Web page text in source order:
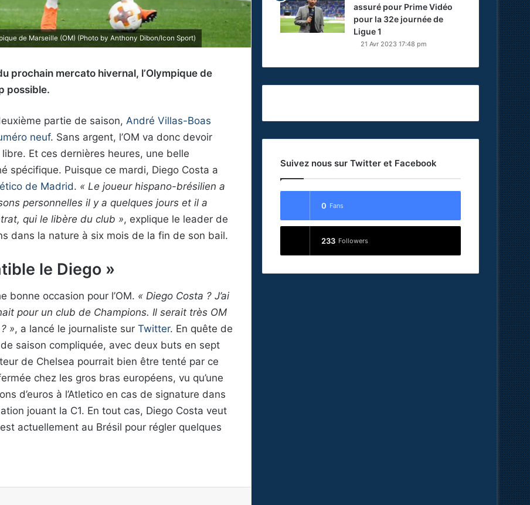
de Marseille (OM) (Photo by Anthony Dibon/Icon Sport)
prochain mercato hivernal, l’Olympique de
possible.
partie de saison, André Villas-Boas
neuf. Sans argent, l’OM va donc devoir
Et ces dernières heures, une belle
spécifique. Puisque ce mardi, Diego Costa a
de Madrid. « Le joueur hispano-brésilien a
personnelles il y a quelques jours et il a
qui le libère du club », explique le leader de
dans la nature à six mois de la fin de son bail.
le Diego »
bonne occasion pour l’OM. « Diego Costa ? J’ai
pour un club de Champions. Il serait très OM
», a lancé le journaliste sur Twitter. En quête de
saison compliquée, avec deux buts en sept
de Chelsea pourrait bien être tenté par ce
chez les gros bras européens, vu qu’une
d’euros à l’Atletico en cas de signature dans
jouant la C1. En tout cas, Diego Costa veut
actuellement au Brésil pour régler quelques
assuré pour Prime Vidéo
pour la 32e journée de
Ligue 1
21 Avr 2023 17:48 pm
Suivez nous sur Twitter et Facebook
0 Fans
233 Followers